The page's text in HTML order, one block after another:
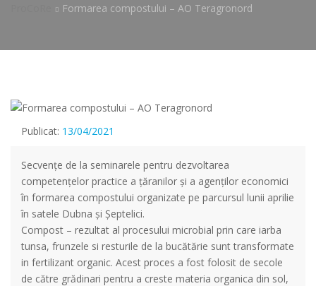
Formarea compostului – AO Teragronord
Publicat: 13/04/2021
Secvențe de la seminarele pentru dezvoltarea
competențelor practice a țăranilor și a agenților economici
în formarea compostului organizate pe parcursul lunii aprilie
în satele Dubna şi Şeptelici.
Compost – rezultat al procesului microbial prin care iarba
tunsa, frunzele si resturile de la bucătărie sunt transformate
in fertilizant organic. Acest proces a fost folosit de secole
de către grădinari pentru a creste materia organica din sol,